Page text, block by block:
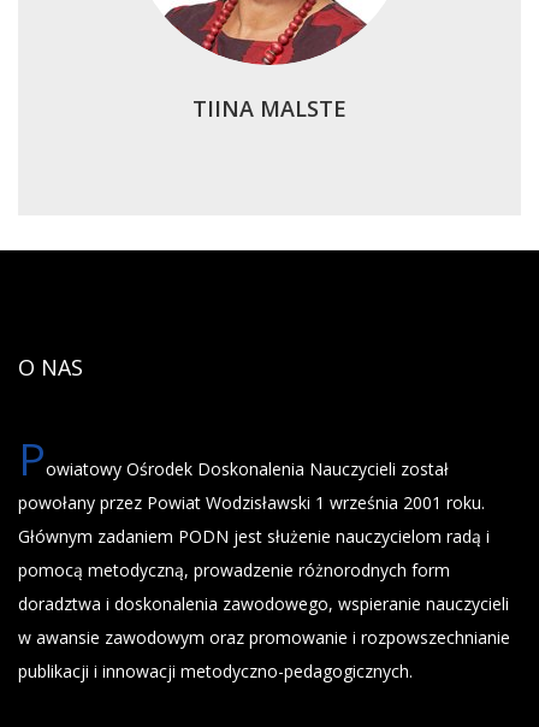
TIINA MALSTE
O NAS
Powiatowy Ośrodek Doskonalenia Nauczycieli został
powołany przez Powiat Wodzisławski 1 września 2001 roku.
Głównym zadaniem PODN jest służenie nauczycielom radą i
pomocą metodyczną, prowadzenie różnorodnych form
doradztwa i doskonalenia zawodowego, wspieranie nauczycieli
w awansie zawodowym oraz promowanie i rozpowszechnianie
publikacji i innowacji metodyczno-pedagogicznych.